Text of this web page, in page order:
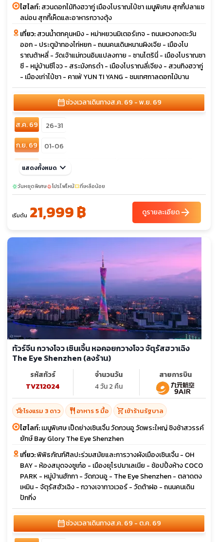
ไฮไลท์:สวนดอกไม้ทิงฮวากู่ เมืองโบราณไป๋ชา เมนูพิเศษ สุกกี้ปลาแซ
ลม่อน สุกกี้เห็ดและอาหารกวางตุ้ง
เที่ยว:สวนน้ำตกคุนหมิง - หม่าหยวนมิเตอร์เกจ - ถนนหวงกงตะวัน
ออก - ประตูม้าทองไก่หยก - ถนนคนเดินหนานผิงเจีย - เมืองโบ
ราณต้าหลี่ - วัดเจ้าแม่กวนอิมแปลงกาย - ซานโตรินี่ - เมืองโบราณซา
ซี - หมู่บ้านซีโจว - สระมังกรดำ - เมืองโบราณลี่เจียง - สวนทิงฮวากู่
- เมืองเก่าไป๋ชา - คาเฟ่ YUN TI YANG - ชมเทศกาลดอกไม้บาน
calendar_monthช่วงเวลาเดินทางส.ค. 69 - พ.ย. 69
ส.ค. 69
26-31
ก.ย. 69
01-06
ต.ค. 69
08-13
แสดงทั้งหมด keyboard_arrow_down
sunnyวันหยุดพิเศษlocal_fire_departmentโปรไฟไหม้confirmation_numberที่เหลือน้อย
เริ่มต้น 21,999 ฿ ดูรายละเอียดarrow_forward
ทัวร์จีน กวางโจว เซินเจิ้น หอคอยกวางโจว จัตุรัสฮวาเฉิง
The Eye Shenzhen (ลงร้าน)
รหัสทัวร์
TVZ12024
จำนวนวัน
4 วัน 2 คืน
สายการบิน
hotel_classโรงแรม 3 ดาว restaurant อาหาร 5 มื้อ shopping_cartเข้าร้านรัฐบาล
ไฮไลท์:เมนูพิเศษ เป็ดย่างเซินเจิ้น วัดกวนอู วัดพระใหญ่ ชิงช้าสวรรค์
ยักษ์ Bay Glory The Eye Shenzhen
เที่ยว:พิพิธภัณฑ์ศิลปะร่วมสมัยและการวางผังเมืองเซินเจิ้น - OH
BAY - ห้องสมุดจงซูเก๋อ - เมืองยุโรปมาเลเนีย - ช้อปปิ้งห้าง COCO
PARK - หมู่บ้านฮักกา - วัดกวนอู - The Eye Shenzhen - ตลาดตง
เหมิน - จัตุรัสฮัวเฉิง - กวางเจาทาวเวอร์ - วัดต้าฝอ - ถนนคนเดิน
ปักกิ่ง
calendar_monthช่วงเวลาเดินทางส.ค. 69 - ต.ค. 69